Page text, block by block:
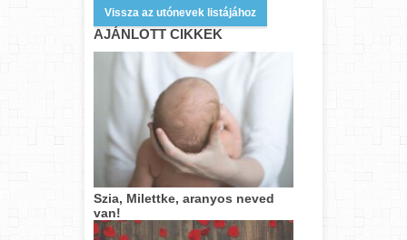
Vissza az utónevek listájához
AJÁNLOTT CIKKEK
Szia, Milettke, aranyos neved
van!